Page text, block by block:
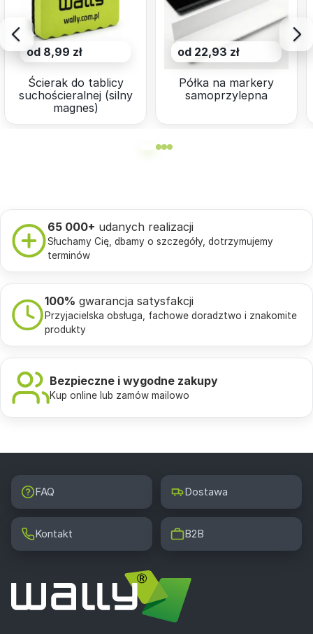
od 8,99 zł
Ścierak do tablicy
suchościeralnej (silny
magnes)
od 22,93 zł
Półka na markery
samoprzylepna
65 000+ udanych realizacji
Słuchamy Cię, dbamy o szczegóły, dotrzymujemy
terminów
100% gwarancja satysfakcji
Przyjacielska obsługa, fachowe doradztwo i znakomite
produkty
Bezpieczne i wygodne zakupy
Kup online lub zamów mailowo
FAQ Dostawa
Kontakt B2B